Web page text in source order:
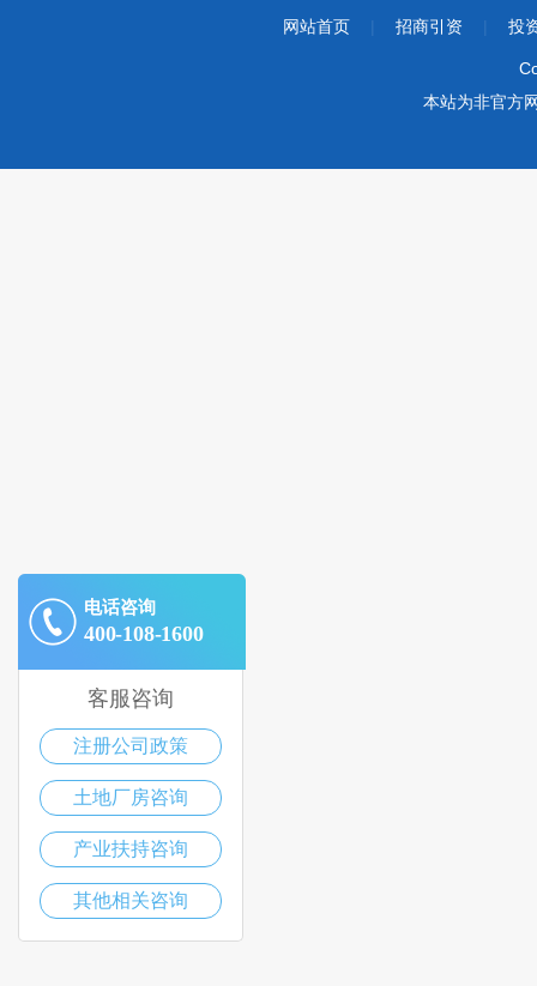
网站首页 招商引资 投
本站为非官方
电话咨询
400-108-1600
客服咨询
注册公司政策
土地厂房咨询
产业扶持咨询
其他相关咨询